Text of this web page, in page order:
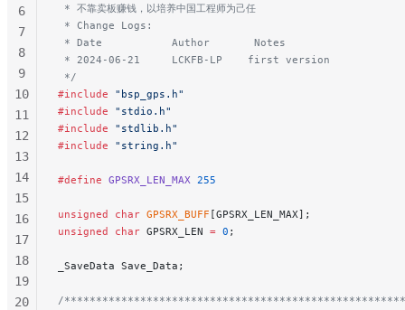
* 不靠卖板赚钱，以培养中国工程师为己任
* Change Logs:
* Date           Author       Notes
* 2024-06-21     LCKFB-LP    first version
*/
#include "bsp_gps.h"
#include "stdio.h"
#include "stdlib.h"
#include "string.h"
#define GPSRX_LEN_MAX 255
unsigned char GPSRX_BUFF [GPSRX_LEN_MAX];
unsigned char GPSRX_LEN = 0 ;
_SaveData Save_Data;
/
6
7
8
9
10
11
12
13
14
15
16
17
18
19
20